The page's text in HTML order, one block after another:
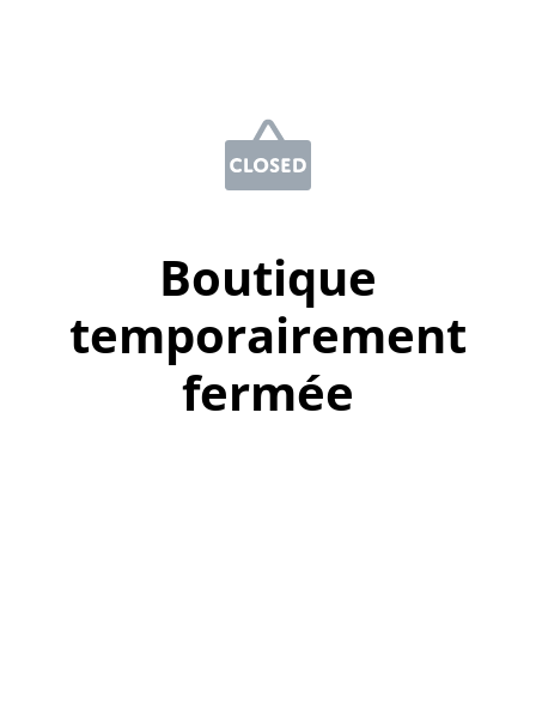
Boutique
temporairement
fermée